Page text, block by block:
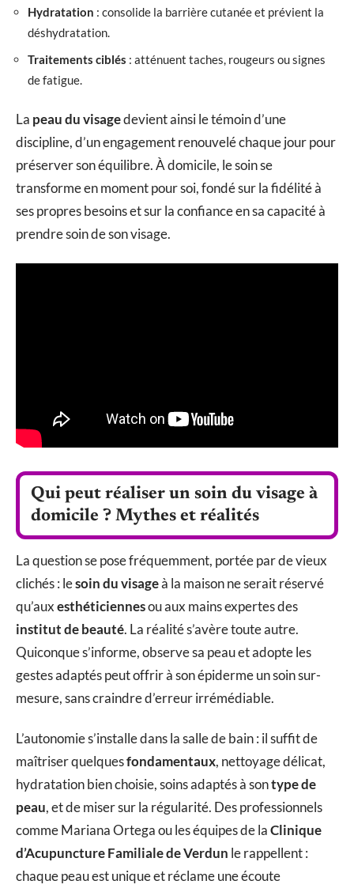
Hydratation : consolide la barrière cutanée et prévient la
déshydratation.
Traitements ciblés : atténuent taches, rougeurs ou signes
de fatigue.
La peau du visagedevient ainsi le témoin d’une
discipline, d’un engagement renouvelé chaque jour pour
préserver son équilibre. À domicile, le soin se
transforme en moment pour soi, fondé sur la fidélité à
ses propres besoins et sur la confiance en sa capacité à
prendre soin de son visage.
Qui peut réaliser un soin du visage à
domicile ? Mythes et réalités
La question se pose fréquemment, portée par de vieux
clichés : lesoin du visageà la maison ne serait réservé
qu’auxesthéticiennesou aux mains expertes des
institut de beauté. La réalité s’avère toute autre.
Quiconque s’informe, observe sa peau et adopte les
gestes adaptés peut offrir à son épiderme un soin sur-
mesure, sans craindre d’erreur irrémédiable.
L’autonomie s’installe dans la salle de bain : il suffit de
maîtriser quelquesfondamentaux, nettoyage délicat,
hydratation bien choisie, soins adaptés à sontype de
peau, et de miser sur la régularité. Des professionnels
comme Mariana Ortega ou les équipes de laClinique
d’Acupuncture Familiale de Verdun le rappellent :
chaque peau est unique et réclame une écoute